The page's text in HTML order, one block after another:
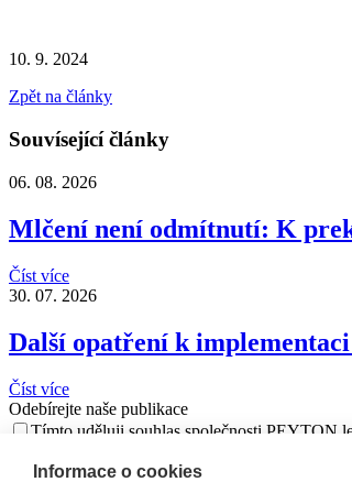
10. 9. 2024
Zpět na články
Souvísející články
06. 08. 2026
Mlčení není odmítnutí: K
Číst více
30. 07. 2026
Další opatření k
Číst více
Odebírejte naše publikace
Tímto uděluji souhlas společnosti PEYTON
Informace o cookies